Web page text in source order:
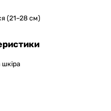
(21–28 см)